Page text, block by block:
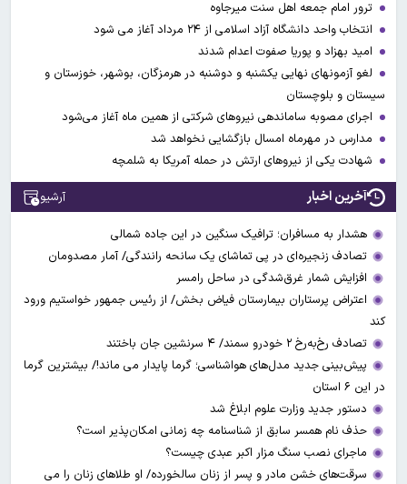
ترور امام جمعه اهل سنت میرجاوه
انتخاب واحد دانشگاه آزاد اسلامی از ۲۴ مرداد آغاز می شود
امید بهزاد و پوریا صفوت اعدام شدند
لغو آزمونهای نهایی یکشنبه و دوشنبه در هرمزگان، بوشهر، خوزستان و
سیستان و بلوچستان
اجرای مصوبه ساماندهی نیرو‌های شرکتی از همین ماه آغاز می‌شود
مدارس در مهرماه امسال بازگشایی نخواهد شد
شهادت یکی از نیروهای ارتش در حمله آمریکا به شلمچه
آخرین اخبار آرشیو
هشدار به مسافران؛ ترافیک سنگین در این جاده شمالی
تصادف زنجیره‌ای در پی تماشای یک سانحه رانندگی/ آمار مصدومان
افزایش شمار غرق‌شدگی در ساحل رامسر
اعتراض پرستاران بیمارستان فیاض بخش/ از رئیس جمهور خواستیم ورود
کند
تصادف رخ‌به‌رخ ۲ خودرو سمند/ ۴ سرنشین جان باختند
پیش‌بینی جدید مدل‌های هواشناسی؛ گرما پایدار می ماند!/ بیشترین گرما
در این ۶ استان
دستور جدید وزارت علوم ابلاغ شد
حذف نام همسر سابق از شناسنامه چه زمانی امکان‌پذیر است؟
ماجرای نصب سنگ مزار اکبر عبدی چیست؟
سرقت‌های خشن مادر و پسر از زنان سالخورده/ او طلاهای زنان را می